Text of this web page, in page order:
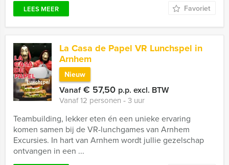
LEES MEER Favoriet
La Casa de Papel VR Lunchspel in
Arnhem
Nieuw
Vanaf€ 57,50 p.p. excl. BTW
Vanaf 12 personen ‐ 3 uur
Teambuilding, lekker eten én een unieke ervaring
komen samen bij de VR-lunchgames van Arnhem
Excursies. In hart van Arnhem wordt jullie gezelschap
ontvangen in een ...